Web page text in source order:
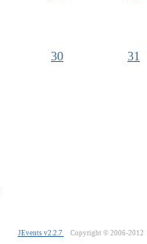
30 31
JEvents v2.2.7 Copyright © 2006-2012